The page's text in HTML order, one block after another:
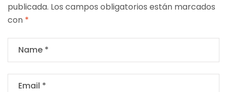
publicada. Los campos obligatorios están marcados
con *